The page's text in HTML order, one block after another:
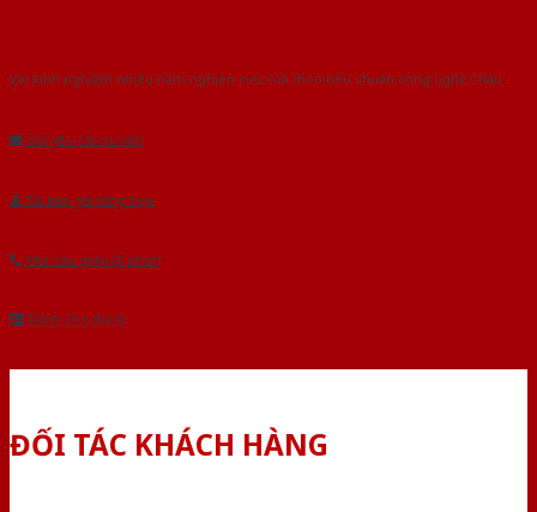
Với kinh nghiệm nhiêu năm nghiên cứu cửa theo tiêu chuẩn công nghệ Châu
Gửi yêu cầu tư vấn
Tải báo giá tổng hợp
Yêu cầu gọi lại (3 phút)
Dành cho đại lý
ĐỐI TÁC KHÁCH HÀNG